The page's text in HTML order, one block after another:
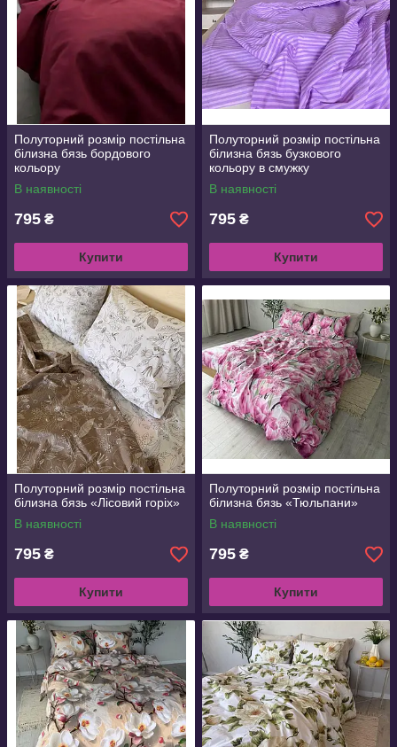
Полуторний розмір постільна
білизна бязь бордового
кольору
В наявності
795 ₴
Купити
Полуторний розмір постільна
білизна бязь бузкового
кольору в смужку
В наявності
795 ₴
Купити
Полуторний розмір постільна
білизна бязь «Лісовий горіх»
В наявності
795 ₴
Купити
Полуторний розмір постільна
білизна бязь «Тюльпани»
В наявності
795 ₴
Купити